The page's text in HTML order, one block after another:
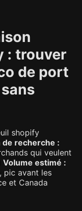
: trouver
de port
shopify
de recherche :
qui veulent
Volume estimé :
pic avant les
et Canada